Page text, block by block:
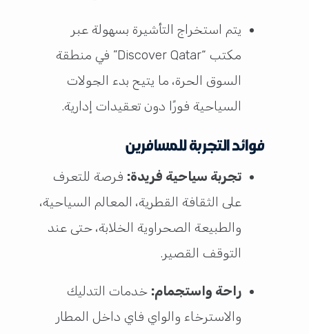
يتم استخراج التأشيرة بسهولة عبر
مكتب “Discover Qatar” في منطقة
السوق الحرة، ما يتيح بدء الجولات
السياحية فورًا دون تعقيدات إدارية.
فوائد التجربة للمسافرين
تجربة سياحية فريدة: فرصة للتعرف
على الثقافة القطرية، المعالم السياحية،
والطبيعة الصحراوية الخلابة، حتى عند
التوقف القصير.
راحة واستجمام: خدمات التدليك
والاسترخاء والواي فاي داخل المطار